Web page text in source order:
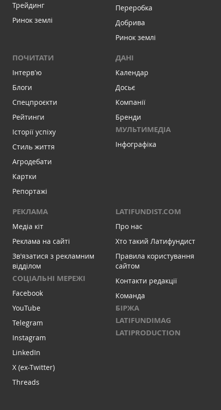
Трейдинг
Ринок землі
Переробка
Добрива
Ринок землі
ПОЧИТАТИ
Інтервʼю
Блоги
Спецпроєкти
Рейтинги
Історії успіху
Стиль життя
Агродебати
Картки
Репортажі
ДАНІ
Календар
Досьє
Компанії
Бренди
МУЛЬТИМЕДІА
Інфографіка
РЕКЛАМА
Медіа кіт
Реклама на сайті
Зв'язатися з рекламним
відділом
СОЦІАЛЬНІ МЕРЕЖІ
Facebook
YouTube
Telegram
Instagram
LinkedIn
X (ex-Twitter)
Threads
LATIFUNDIST.COM
Про нас
Хто такий Латифундист
Правила користування
сайтом
Контакти редакції
Команда
БІРЖА
LATIFUNDIMAG
LATIPRODUCTION